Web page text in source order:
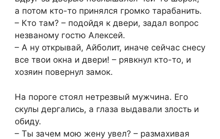
а потом кто-то принялся громко тарабанить.
– Кто там? – подойдя к двери, задал вопрос
незваному гостю Алексей.
– А ну открывай, Айболит, иначе сейчас снесу
все твои окна и двери! – рявкнул кто-то, и
хозяин повернул замок.
На пороге стоял нетрезвый мужчина. Его
скулы дергались, а глаза выдавали злость и
обиду.
– Ты зачем мою жену увел? – размахивая